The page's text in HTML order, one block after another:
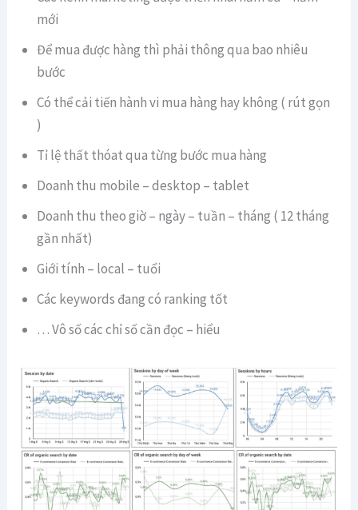
mới
Để mua được hàng thì phải thông qua bao nhiêu
bước
Có thể cải tiến hành vi mua hàng hay không ( rút gọn
)
Tỉ lệ thất thóat qua từng bước mua hàng
Doanh thu mobile – desktop – tablet
Doanh thu theo giờ – ngày – tuần – tháng ( 12 tháng
gần nhất)
Giới tính – local – tuổi
Các keywords đang có ranking tốt
… Vô số các chỉ số cần đọc – hiểu